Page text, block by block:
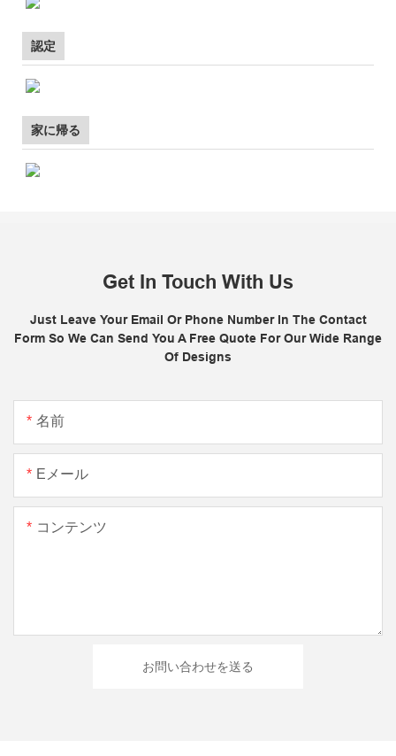
認定
家に帰る
Get In Touch With Us
Just Leave Your Email Or Phone Number In The Contact
Form So We Can Send You A Free Quote For Our Wide Range
Of Designs
名前
Eメール
コンテンツ
お問い合わせを送る